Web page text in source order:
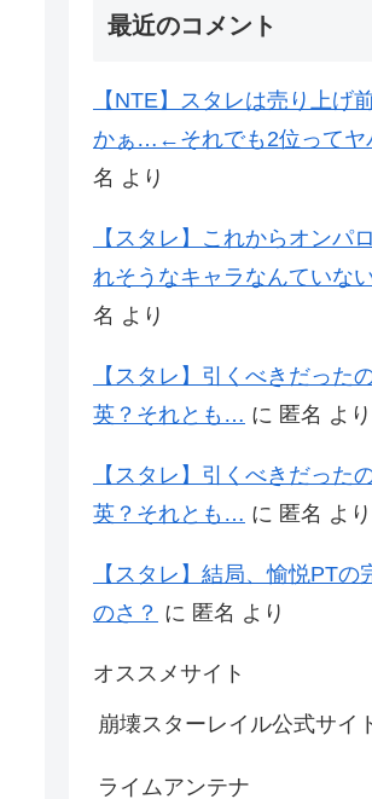
最近のコメント
【NTE】スタレは売り上げ
かぁ…←それでも2位ってヤ
名 より
【スタレ】これからオンパ
れそうなキャラなんていな
名 より
【スタレ】引くべきだった
英？それとも… に 匿名 より
【スタレ】引くべきだった
英？それとも… に 匿名 より
【スタレ】結局、愉悦PTの
のさ？ に 匿名 より
オススメサイト
崩壊スターレイル公式サイ
ライムアンテナ